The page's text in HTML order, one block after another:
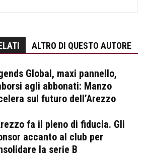
ALTRO DI QUESTO AUTORE
Global, maxi pannello,
agli abbonati: Manzo
sul futuro dell’Arezzo
fa il pieno di fiducia. Gli
accanto al club per
la serie B